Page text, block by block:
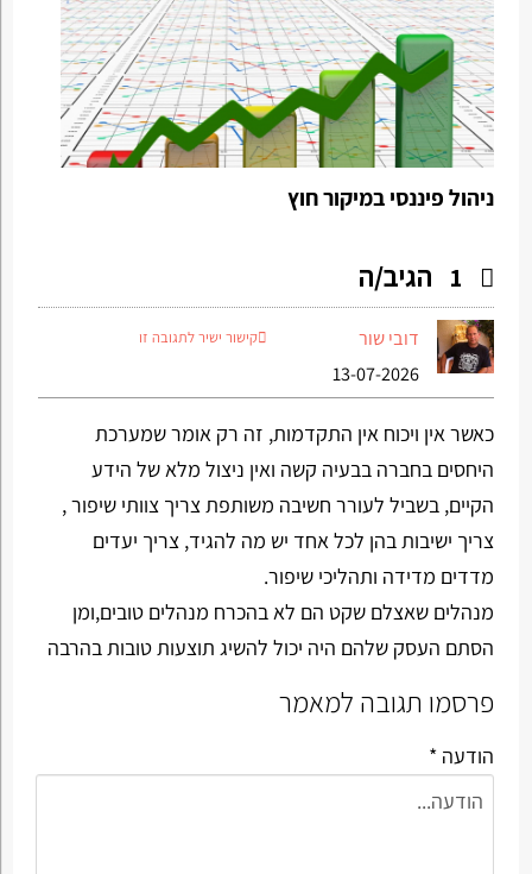
ניהול פיננסי במיקור חוץ
1 הגיב/ה
דובי שור
13-07-2026
קישור ישיר לתגובה זו
כאשר אין ויכוח אין התקדמות, זה רק אומר שמערכת
היחסים בחברה בבעיה קשה ואין ניצול מלא של הידע
הקיים, בשביל לעורר חשיבה משותפת צריך צוותי שיפור ,
צריך ישיבות בהן לכל אחד יש מה להגיד, צריך יעדים
מדדים מדידה ותהליכי שיפור.
מנהלים שאצלם שקט הם לא בהכרח מנהלים טובים,ומן
הסתם העסק שלהם היה יכול להשיג תוצעות טובות בהרבה
פרסמו תגובה למאמר
הודעה *